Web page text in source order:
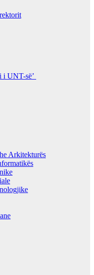
i UNT-së’
Arkitekturës